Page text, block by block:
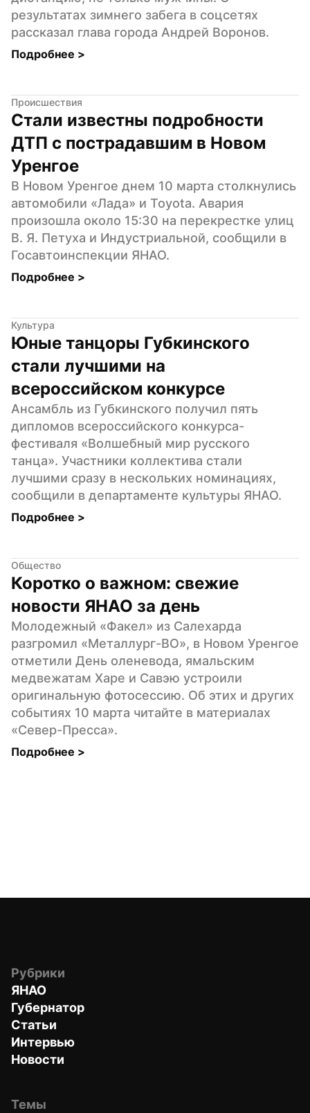
результатах зимнего забега в соцсетях
рассказал глава города Андрей Воронов.
Подробнее >
Происшествия
Стали известны подробности
ДТП с пострадавшим в Новом
Уренгое
В Новом Уренгое днем 10 марта столкнулись
автомобили «Лада» и Toyota. Авария
произошла около 15:30 на перекрестке улиц
В. Я. Петуха и Индустриальной, сообщили в
Госавтоинспекции ЯНАО.
Подробнее >
Культура
Юные танцоры Губкинского
стали лучшими на
всероссийском конкурсе
Ансамбль из Губкинского получил пять
дипломов всероссийского конкурса-
фестиваля «Волшебный мир русского
танца». Участники коллектива стали
лучшими сразу в нескольких номинациях,
сообщили в департаменте культуры ЯНАО.
Подробнее >
Общество
Коротко о важном: свежие
новости ЯНАО за день
Молодежный «Факел» из Салехарда
разгромил «Металлург-ВО», в Новом Уренгое
отметили День оленевода, ямальским
медвежатам Харе и Савэю устроили
оригинальную фотосессию. Об этих и других
событиях 10 марта читайте в материалах
«Север-Пресса».
Подробнее >
Рубрики
ЯНАО
Губернатор
Статьи
Интервью
Новости
Темы